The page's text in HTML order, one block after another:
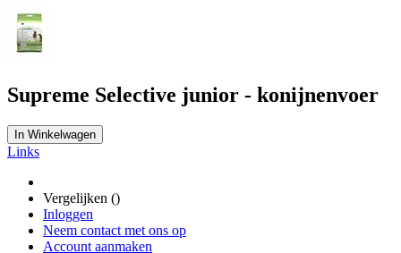
Supreme Selective junior - konijnenvoer
In Winkelwagen
Links
Vergelijken ()
Inloggen
Neem contact met ons op
Account aanmaken